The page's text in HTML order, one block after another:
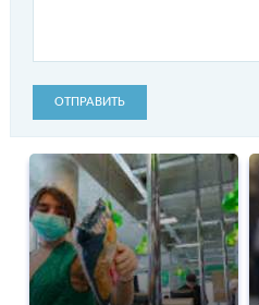
ОТПРАВИТЬ